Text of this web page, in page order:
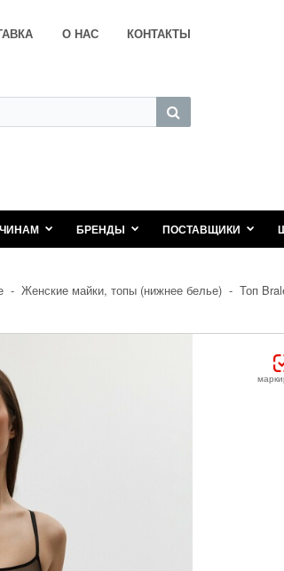
О НАС КОНТАКТЫ
БРЕНДЫ ПОСТАВЩИКИ
- Женские майки, топы (нижнее белье) - Топ